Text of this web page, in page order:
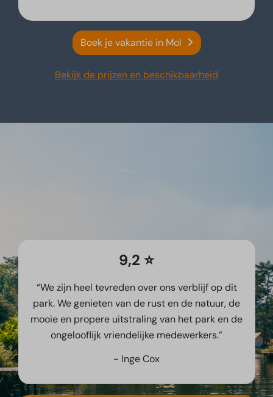
Boek je vakantie in Mol
Bekijk de prijzen en beschikbaarheid
9,2 ⭐️
“We zijn heel tevreden over ons verblijf op dit
park. We genieten van de rust en de natuur, de
mooie en propere uitstraling van het park en de
ongelooflijk vriendelijke medewerkers.”
- Inge Cox